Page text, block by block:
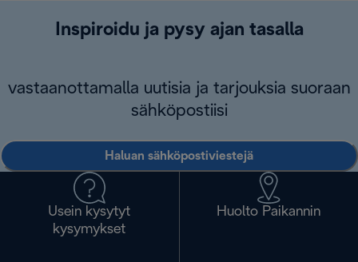
Inspiroidu ja pysy ajan tasalla
vastaanottamalla uutisia ja tarjouksia suoraan
sähköpostiisi
Haluan sähköpostiviestejä
Usein kysytyt
kysymykset
Huolto Paikannin